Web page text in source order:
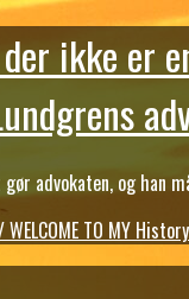
der ikke
advokaten, og han
WELCOME TO MY